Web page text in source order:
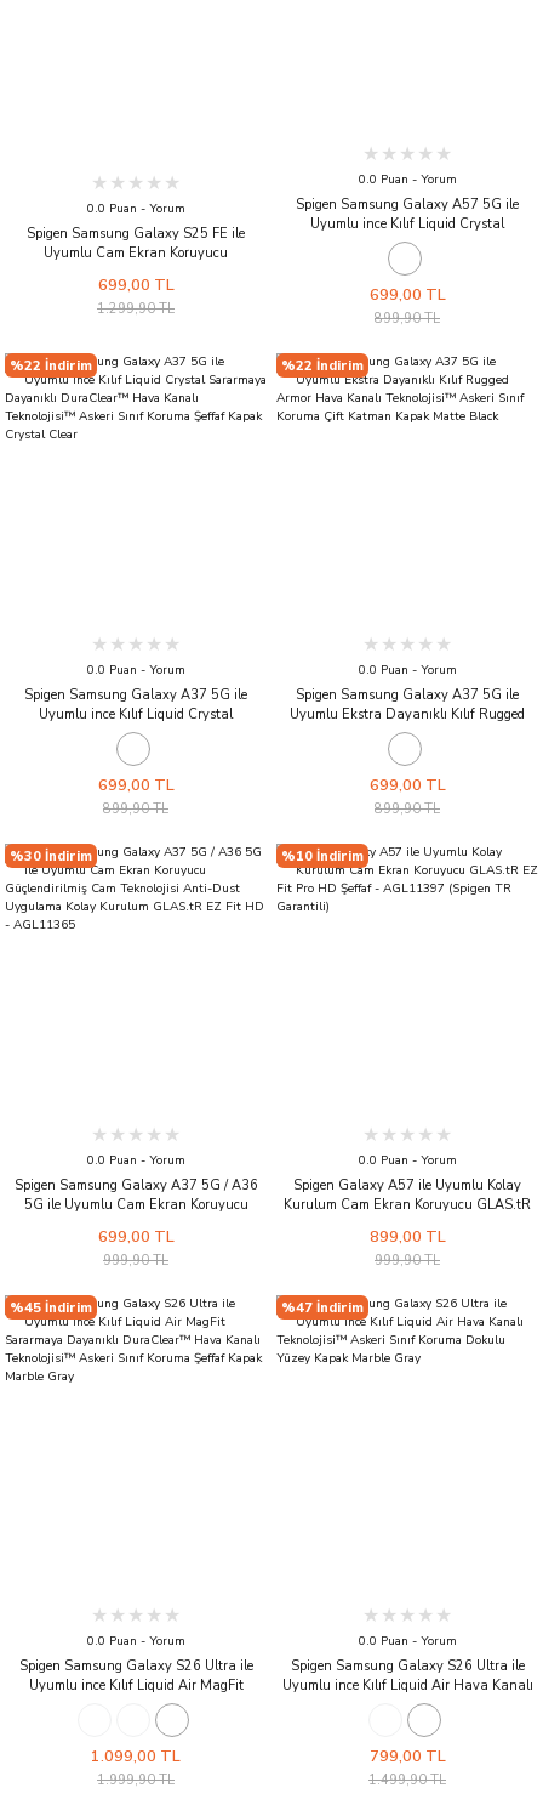
0.0 Puan - Yorum
Spigen Samsung Galaxy S25 FE ile
Uyumlu Cam Ekran Koruyucu
Güçlendirilmiş Cam Teknolojisi Anti-Dust
Uygulama Kolay Kurulum GLAS.tR EZ Fit
699,00 TL
1.299,90 TL
0.0 Puan - Yorum
Spigen Samsung Galaxy A57 5G ile
Uyumlu ince Kılıf Liquid Crystal
Sararmaya Dayanıklı DuraClear™ Hava
Kanalı Teknolojisi™ Askeri Sınıf Koruma
699,00 TL
899,90 TL
%22 İndirim
0.0 Puan - Yorum
Spigen Samsung Galaxy A37 5G ile
Uyumlu ince Kılıf Liquid Crystal
Sararmaya Dayanıklı DuraClear™ Hava
Kanalı Teknolojisi™ Askeri Sınıf Koruma
699,00 TL
899,90 TL
%22 İndirim
0.0 Puan - Yorum
Spigen Samsung Galaxy A37 5G ile
Uyumlu Ekstra Dayanıklı Kılıf Rugged
Armor Hava Kanalı Teknolojisi™ Askeri
Sınıf Koruma Çift Katman Kapak Matte
699,00 TL
899,90 TL
%30 İndirim
0.0 Puan - Yorum
Spigen Samsung Galaxy A37 5G / A36
5G ile Uyumlu Cam Ekran Koruyucu
Uygulama Kolay Kurulum GLAS.tR EZ Fit
HD - AGL11365
699,00 TL
999,90 TL
%10 İndirim
0.0 Puan - Yorum
Spigen Galaxy A57 ile Uyumlu Kolay
Kurulum Cam Ekran Koruyucu GLAS.tR
TR Garantili)
899,00 TL
999,90 TL
%45 İndirim
0.0 Puan - Yorum
Spigen Samsung Galaxy S26 Ultra ile
Uyumlu ince Kılıf Liquid Air MagFit
Sararmaya Dayanıklı DuraClear™ Hava
Kanalı Teknolojisi™ Askeri Sınıf Koruma
1.099,00 TL
1.999,90 TL
%47 İndirim
0.0 Puan - Yorum
Spigen Samsung Galaxy S26 Ultra ile
Uyumlu ince Kılıf Liquid Air Hava Kanalı
Teknolojisi™ Askeri Sınıf Koruma Dokulu
Yüzey Kapak Marble Gray
799,00 TL
1.499,90 TL